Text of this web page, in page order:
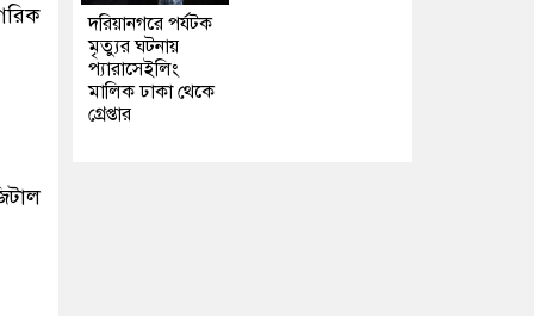
দরিয়ানগরে পর্যটক
মৃত্যুর ঘটনায়
প্যারাসেইলিং
মালিক ঢাকা থেকে
গ্রেপ্তার